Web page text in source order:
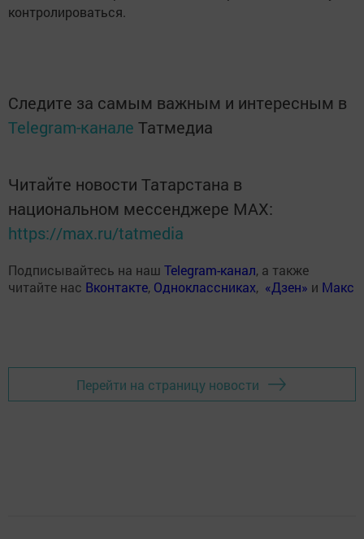
контролироваться.
Следите за самым важным и интересным в
Telegram-канале Татмедиа
Читайте новости Татарстана в
национальном мессенджере MАХ:
https://max.ru/tatmedia
Подписывайтесь на наш Telegram-канал, а также
читайте нас Вконтакте, Одноклассниках, «Дзен» и Макс
Перейти на страницу новости